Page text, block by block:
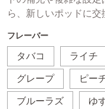
ら、新しいポッドに交
フレーバー
タバコ ライチ
グレープ ピー
ブルーラズ ゆ